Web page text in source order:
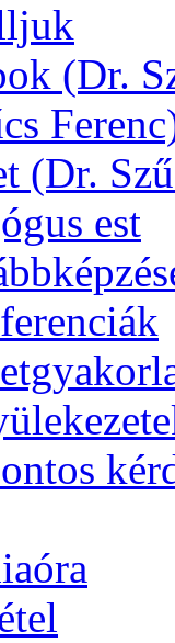
(Dr.
(Dr.
est